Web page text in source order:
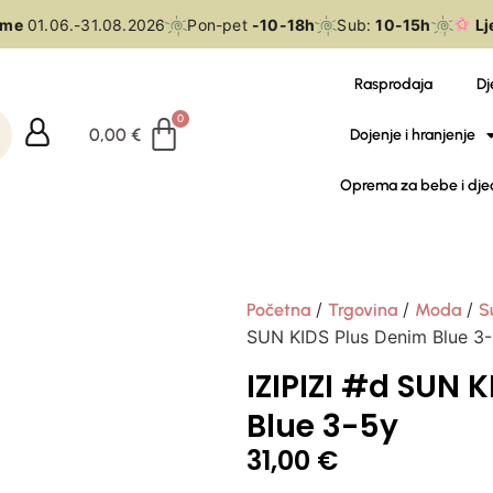
01.06.-31.08.2026 Pon-pet-10-18h Sub:10-15h
0,00€
Rasprodaja
Dojenje i hranjenje
Oprema za bebe i
Početna / Trgovina / Moda /
SUN KIDS Plus Denim Blue
IZIPIZI #d SUN
Blue 3-5y
31,00 €